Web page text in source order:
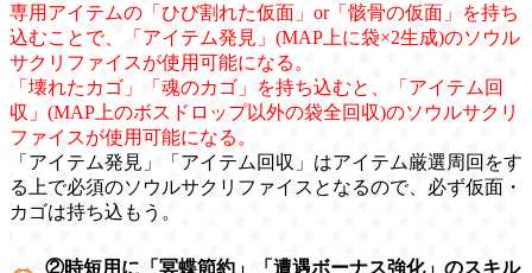
専用アイテムの「ひび割れた仮面」or「骸骨の仮面」を持ち
込むことで、「アイテム発見」(MAP上に袋×2生成)のソウル
サクリファイスが使用可能になる。
「壊れたカゴ」「魂のカゴ」を持ち込むと、「アイテム回
収」(MAP上のボスドロップ以外の袋全回収)のソウルサクリ
ファイスが使用可能になる。
「アイテム発見」「アイテム回収」はアイテム厳選周回をす
る上で必須のソウルサクリファイスとなるので、必ず仮面・
カゴは持ち込もう。
②時短用に「冥蝶節約」「遭遇ボーナス強化」のスキル